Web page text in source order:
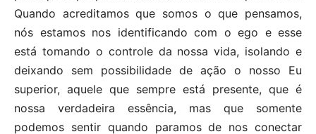
Quando acreditamos que somos o que pensamos,
nós estamos nos identificando com o ego e esse
está tomando o controle da nossa vida, isolando e
deixando sem possibilidade de ação o nosso Eu
superior, aquele que sempre está presente, que é
nossa verdadeira essência, mas que somente
podemos sentir quando paramos de nos conectar